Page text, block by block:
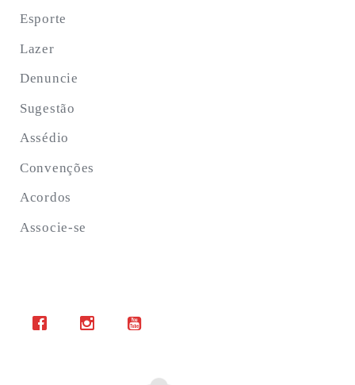
Esporte
Lazer
Denuncie
Sugestão
Assédio
Convenções
Acordos
Associe-se